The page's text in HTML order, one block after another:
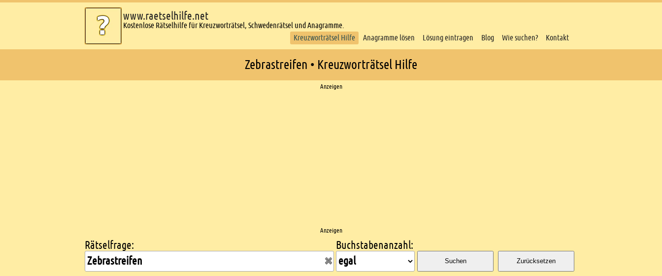
www.raetselhilfe.net
Kostenlose Rätselhilfe für Kreuzworträtsel, Schwedenrätsel und Anagramme.
Kreuzworträtsel Hilfe
Anagramme lösen Lösung eintragen Blog Wie suchen? Kontakt
Zebrastreifen • Kreuzworträtsel Hilfe
Anzeigen
Anzeigen
Kreuzworträtsel suchen
Rätselfrage: Buchstabenanzahl:
Suchen Zurücksetzen